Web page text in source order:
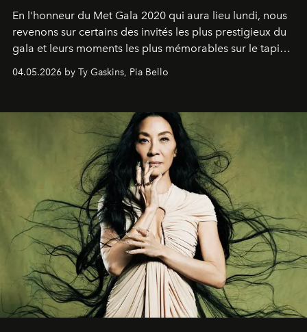
En l'honneur du Met Gala 2020 qui aura lieu lundi, nous
revenons sur certains des invités les plus prestigieux du
gala et leurs moments les plus mémorables sur le tapis
04.05.2026 by Ty Gaskins, Pia Bello